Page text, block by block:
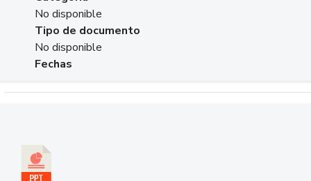
No disponible
Tipo de documento
No disponible
Fechas